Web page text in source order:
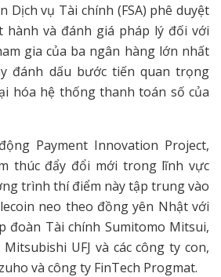
Dịch vụ Tài chính (FSA) phê duyệt
hành và đánh giá pháp lý đối với
gia của ba ngân hàng lớn nhất
đánh dấu bước tiến quan trọng
hóa hệ thống thanh toán số của
Payment Innovation Project,
thúc đẩy đổi mới trong lĩnh vực
trình thí điểm này tập trung vào
neo theo đồng yên Nhật với
đoàn Tài chính Sumitomo Mitsui,
UFJ và các công ty con,
và công ty FinTech Progmat.